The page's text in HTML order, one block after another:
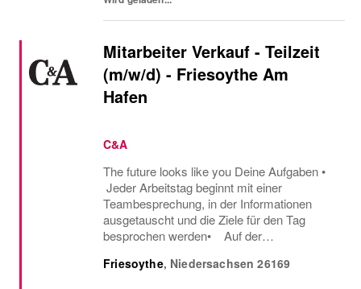
Mitarbeiter Verkauf - Teilzeit
(m/w/d) - Friesoythe Am
Hafen
C&A
The future looks like you Deine Aufgaben •
Jeder Arbeitstag beginnt mit einer
Teambesprechung, in der Informationen
ausgetauscht und die Ziele für den Tag
besprochen werden• Auf der
Kunden und beantwortest ihre Fragen• Du
Friesoythe, Niedersachsen 26169